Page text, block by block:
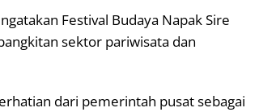
Festival Budaya Napak Sire
sektor pariwisata dan
dari pemerintah pusat sebagai